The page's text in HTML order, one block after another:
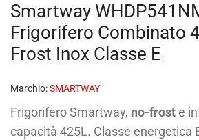
Smartway
Frigorifero Combinato
Frost Inox Classe E
Marchio:SMARTWAY
Frigorifero Smartway, no-frost e in
capacità 425L. Classe energetica